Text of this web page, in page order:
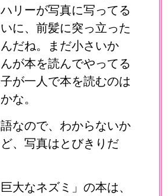
リーが写真に写ってる
に、前髪に突っ立った
だね。まだ小さいか
が本を読んでやってる
が一人で本を読むのは
な。
なので、わからないか
、写真はとびきりだ
大なネズミ」の本は、